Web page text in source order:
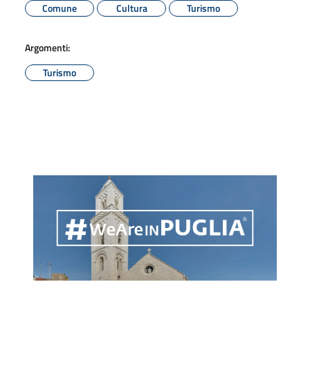
Comune
Cultura Turismo
Argomenti:
Turismo